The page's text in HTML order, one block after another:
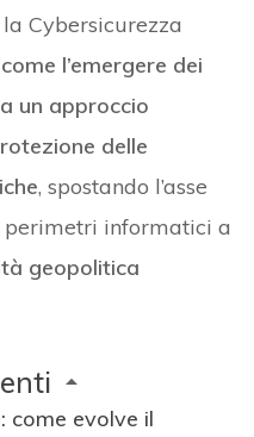
Cybersicurezza
l’emergere dei
un approccio
delle
, spostando l’asse
informatici a
geopolitica
come evolve il